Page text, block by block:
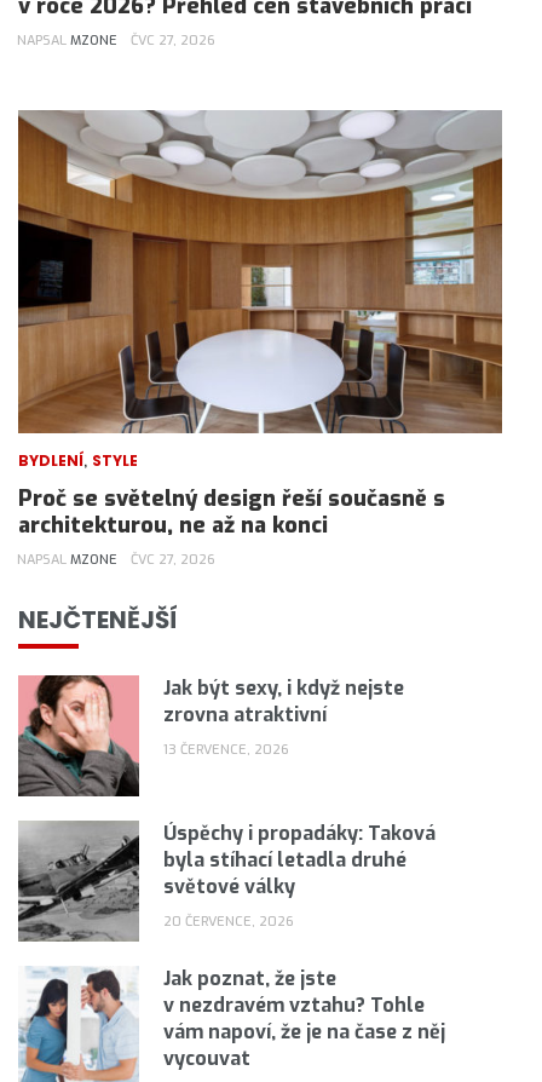
v roce 2026? Přehled cen stavebních prací
NAPSAL MZONE ČVC 27, 2026
BYDLENÍ, STYLE
Proč se světelný design řeší současně s
architekturou, ne až na konci
NAPSAL MZONE ČVC 27, 2026
NEJČTENĚJŠÍ
Jak být sexy, i když nejste
zrovna atraktivní
13 ČERVENCE, 2026
Úspěchy i propadáky: Taková
byla stíhací letadla druhé
světové války
20 ČERVENCE, 2026
Jak poznat, že jste
v nezdravém vztahu? Tohle
vám napoví, že je na čase z něj
vycouvat